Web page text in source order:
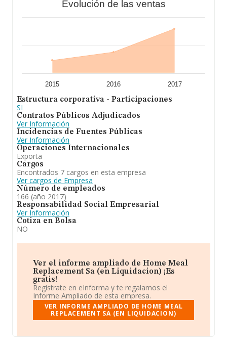
Evolución de las ventas
2015 2016 2017
Estructura corporativa - Participaciones
SI
Contratos Públicos Adjudicados
Ver Información
Incidencias de Fuentes Públicas
Ver Información
Operaciones Internacionales
Exporta
Cargos
Encontrados 7 cargos en esta empresa
Ver cargos de Empresa
Número de empleados
166 (año 2017)
Responsabilidad Social Empresarial
Ver Información
Cotiza en Bolsa
NO
Ver el informe ampliado de Home Meal
Replacement Sa (en Liquidacion) ¡Es
gratis!
Regístrate en eInforma y te regalamos el
Informe Ampliado de esta empresa.
VER INFORME AMPLIADO DE HOME MEAL
REPLACEMENT SA (EN LIQUIDACION)